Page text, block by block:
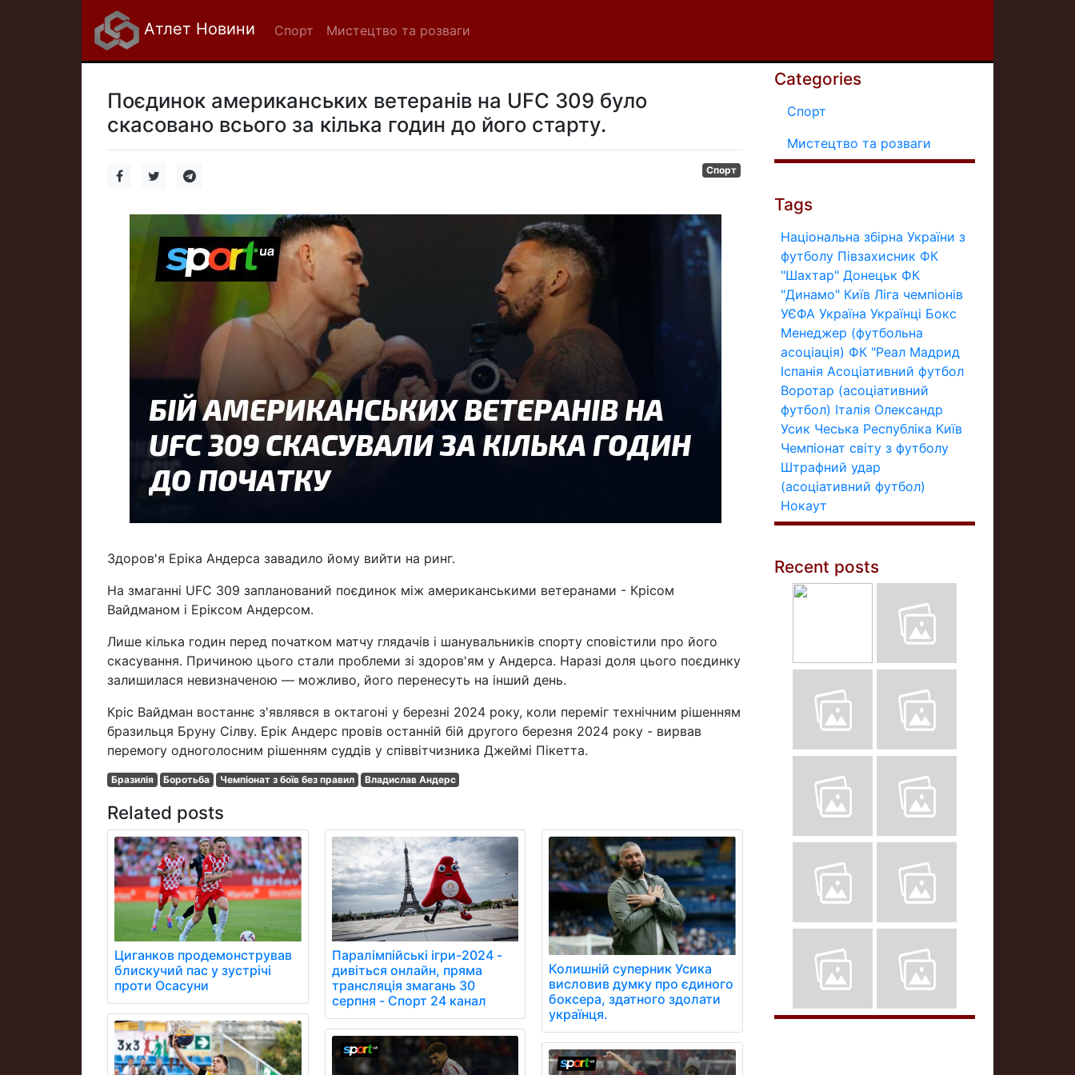
Атлет Новини Спорт Мистецтво та розваги
Поєдинок американських ветеранів на UFC 309 було
скасовано всього за кілька годин до його старту.
Спорт
Здоров'я Еріка Андерса завадило йому вийти на ринг.
На змаганні UFC 309 запланований поєдинок між американськими ветеранами - Крісом
Вайдманом і Еріксом Андерсом.
Лише кілька годин перед початком матчу глядачів і шанувальників спорту сповістили про його
скасування. Причиною цього стали проблеми зі здоров'ям у Андерса. Наразі доля цього поєдинку
залишилася невизначеною — можливо, його перенесуть на інший день.
Кріс Вайдман востаннє з'являвся в октагоні у березні 2024 року, коли переміг технічним рішенням
бразильця Бруну Сілву. Ерік Андерс провів останній бій другого березня 2024 року - вирвав
перемогу одноголосним рішенням суддів у співвітчизника Джеймі Пікетта.
Бразилія Боротьба Чемпіонат з боїв без правил Владислав Андерс
Related posts
Циганков продемонстрував
блискучий пас у зустрічі
проти Осасуни
Паралімпійські ігри-2024 -
дивіться онлайн, пряма
трансляція змагань 30
серпня - Спорт 24 канал
Колишній суперник Усика
висловив думку про єдиного
боксера, здатного здолати
українця.
Categories
Спорт
Мистецтво та розваги
Tags
Національна збірна України з
футболу Півзахисник ФК
"Шахтар" Донецьк ФК
"Динамо" Київ Ліга чемпіонів
УЄФА Україна Українці Бокс
Менеджер (футбольна
асоціація) ФК "Реал Мадрид
Іспанія Асоціативний футбол
Воротар (асоціативний
футбол) Італія Олександр
Усик Чеська Республіка Київ
Чемпіонат світу з футболу
Штрафний удар
(асоціативний футбол)
Нокаут
Recent posts